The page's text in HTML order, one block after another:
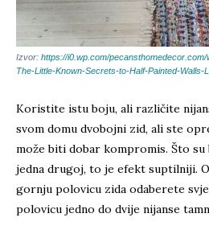
Izvor: https://i0.wp.com/
The-Little-Known-Secrets-to-Half-Painted-Walls-
Koristite istu boju, ali različite
svom domu dvobojni zid, ali ste
može biti dobar kompromis. Što su
jedna drugoj, to je efekt suptilniji.
gornju polovicu zida odaberete
polovicu jedno do dvije nijanse